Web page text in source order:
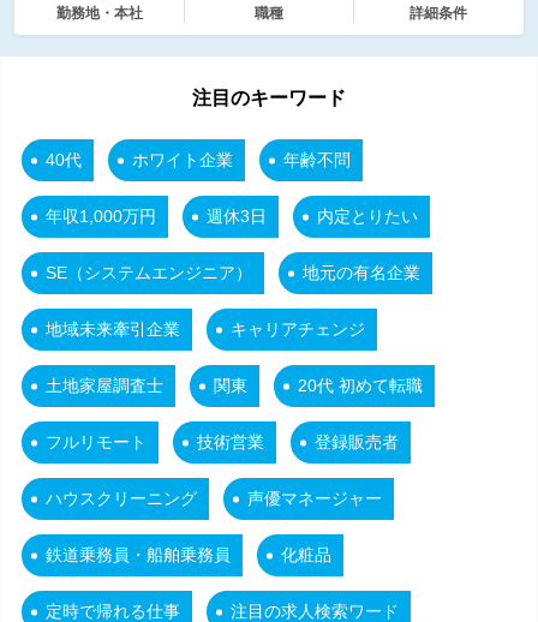
勤務地・本社 職種 詳細条件
注目のキーワード
40代 ホワイト企業 年齢不問
年収1,000万円 週休3日 内定とりたい
SE（システムエンジニア） 地元の有名企業
地域未来牽引企業 キャリアチェンジ
土地家屋調査士 関東 20代 初めて転職
フルリモート 技術営業 登録販売者
ハウスクリーニング 声優マネージャー
鉄道乗務員・船舶乗務員 化粧品
定時で帰れる仕事 注目の求人検索ワード